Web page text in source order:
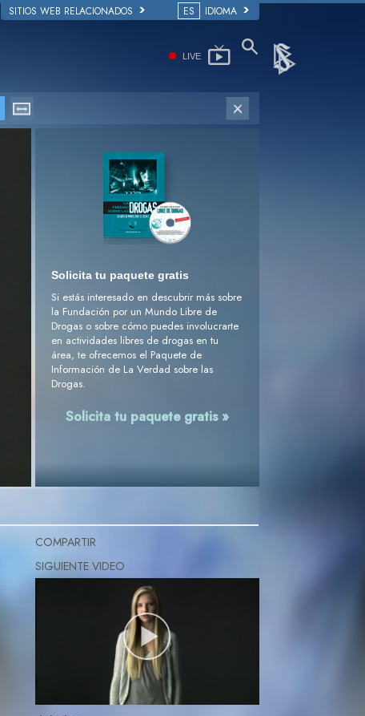
SITIOS WEB RELACIONADOS ES IDIOMA
LIVE
Solicita tu paquete gratis
Si estás interesado en descubrir más sobre
la Fundación por un Mundo Libre de
Drogas o sobre cómo puedes involucrarte
en actividades libres de drogas en tu
área, te ofrecemos el Paquete de
Información de La Verdad sobre las
Drogas.
Solicita tu paquete gratis »
COMPARTIR